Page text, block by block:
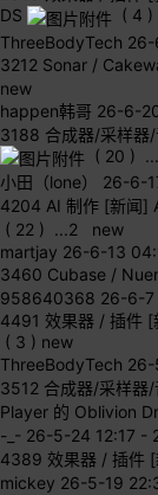
DS
( 4 )
ThreeBodyTech 26-
3212 Sonar /
new
happen韩哥 26-6-
3188 合成器/采样器
( 20 ) ...
小田（lone）
26-6-
4204 AI 制作 [新闻]
( 22 ) ...2
new
martjay 26-6-13
3460 Cubase /
958640368 26-6-7
4491 效果器 / 插件 [
( 3 ) new
ThreeBodyTech 26-
3512 合成器/采样器/
Player 的 Oblivion
-_- 26-5-24 12:17 -
4389 效果器 / 插件
mickey 26-5-19